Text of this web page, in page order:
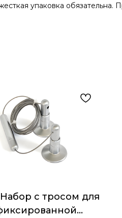
упаковка
с тросом для